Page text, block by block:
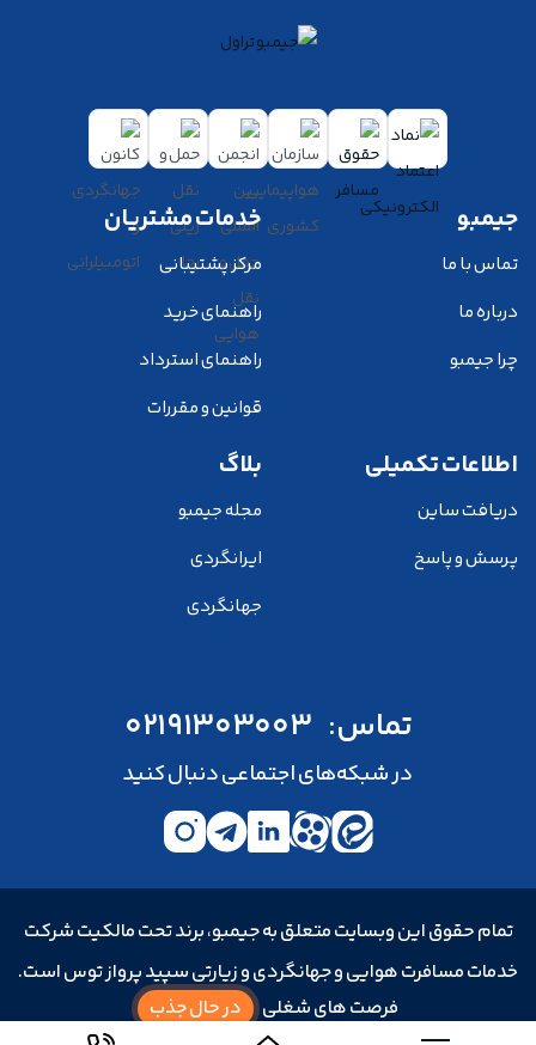
جیمبو
تماس با ما
درباره ما
چرا جیمبو
خدمات مشتریان
مرکز پشتیبانی
راهنمای خرید
راهنمای استرداد
قوانین و مقررات
اطلاعات تکمیلی
دریافت ساین
پرسش و پاسخ
بلاگ
مجله جیمبو
ایرانگردی
جهانگردی
تماس: 02191303003
در شبکه‌های اجتماعی دنبال کنید
تمام حقوق این وبسایت متعلق به جیمبو، برند تحت مالکیت شرکت
خدمات مسافرت هوایی و جهانگردی و زیارتی سپید پرواز توس است.
فرصت های شغلی
در حال جذب